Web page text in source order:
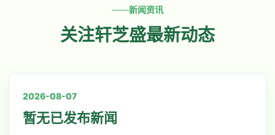
新闻资讯
关注轩芝盛最新动态
2026-08-07
暂无已发布新闻